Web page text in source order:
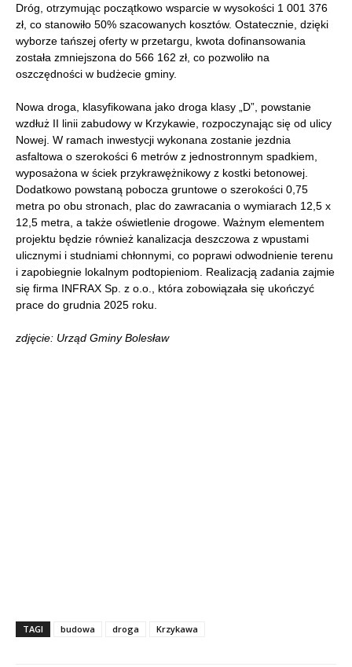
Dróg, otrzymując początkowo wsparcie w wysokości 1 001 376
zł, co stanowiło 50% szacowanych kosztów. Ostatecznie, dzięki
wyborze tańszej oferty w przetargu, kwota dofinansowania
została zmniejszona do 566 162 zł, co pozwoliło na
oszczędności w budżecie gminy.
Nowa droga, klasyfikowana jako droga klasy „D”, powstanie
wzdłuż II linii zabudowy w Krzykawie, rozpoczynając się od ulicy
Nowej. W ramach inwestycji wykonana zostanie jezdnia
asfaltowa o szerokości 6 metrów z jednostronnym spadkiem,
wyposażona w ściek przykrawężnikowy z kostki betonowej.
Dodatkowo powstaną pobocza gruntowe o szerokości 0,75
metra po obu stronach, plac do zawracania o wymiarach 12,5 x
12,5 metra, a także oświetlenie drogowe. Ważnym elementem
projektu będzie również kanalizacja deszczowa z wpustami
ulicznymi i studniami chłonnymi, co poprawi odwodnienie terenu
i zapobiegnie lokalnym podtopieniom. Realizacją zadania zajmie
się firma INFRAX Sp. z o.o., która zobowiązała się ukończyć
prace do grudnia 2025 roku.
zdjęcie: Urząd Gminy Bolesław
TAGI budowa droga Krzykawa